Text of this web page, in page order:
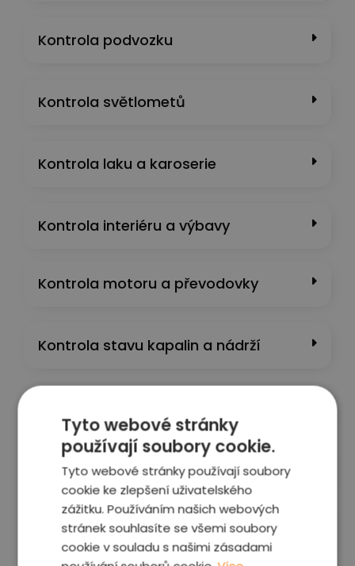
Kontrola podvozku
Kontrola světlometů
Kontrola laku a karoserie
Kontrola interiéru a výbavy
Kontrola motoru a převodovky
Kontrola stavu kapalin a nádrží​
PC diagnostika
Fotografie vozu
Tyto webové stránky
používají soubory cookie.
Tyto webové stránky používají soubory
cookie ke zlepšení uživatelského
zážitku. Používáním našich webových
stránek souhlasíte se všemi soubory
cookie v souladu s našimi zásadami